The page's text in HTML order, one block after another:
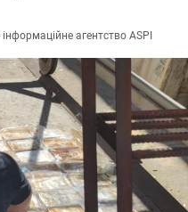
агентство ASPI
#коронавірус